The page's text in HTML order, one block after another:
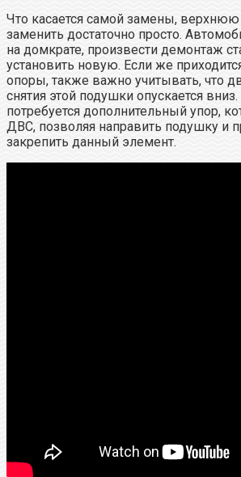
Что касается самой замены,
заменить достаточно просто.
на домкрате, произвести демонтаж
установить новую. Если же
опоры, также важно учитывать, что
снятия этой подушки опускается вниз.
потребуется дополнительный упор,
ДВС, позволяя направить подушку и
закрепить данный элемент.